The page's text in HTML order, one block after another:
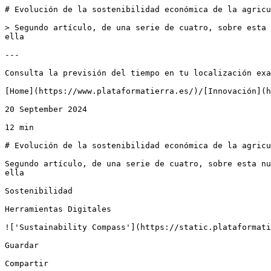
# Evolución de la sostenibilidad económica de la agricultura española y europea a partir del &#x27;Sustainability Compass&#x27; de la Comisión Europea

> Segundo artículo, de una serie de cuatro, sobre esta nueva herramienta europea con el objetivo de arrojar luz sobre ciertos conceptos para hacer un uso adecuado de ella

---

Consulta la previsión del tiempo en tu localización exactaSuscríbete a nuestra Newsletter semanal

[Home](https://www.plataformatierra.es/)/[Innovación](https://www.plataformatierra.es/innovacion)/Sostenibilidad

20 September 2024

12 min

# Evolución de la sostenibilidad económica de la agricultura española y europea a partir del 'Sustainability Compass' de la Comisión Europea

Segundo artículo, de una serie de cuatro, sobre esta nueva herramienta europea con el objetivo de arrojar luz sobre ciertos conceptos para hacer un uso adecuado de ella

Sostenibilidad

Herramientas Digitales

!['Sustainability Compass'](https://static.plataformatierra.es/strapi-uploads/assets/web_Agri_Su2_1c62ab1b7d.jpg)

Guardar

Compartir

---

**La Comisión Europea lanzó recientemente** [**'Sustainability Compass'**](https://agridata.ec.europa.eu/extensions/compass/compass.html)**, una herramienta diseñada para medir la sostenibilidad de la agricultura.** 

En un [**primer artículo realizamos un análisis crítico detallado de esta valiosa herramienta**](https://www.plataformatierra.es/innovacion/midiendo-evolucion-sostenibilidad-agricultura-analisis-herramienta-sustainability-compass-comision-europea), anunciando una serie de tres artículos futuros centrados en torno a los ámbitos económico, ambiental y social, comparando los resultados para España con los de la UE y otros países vecinos. 

Este es el segundo artículo de esta serie y en él nos centramos en los indicadores destinados a medir la sostenibilidad económica del sector agrario. 

[![Herramienta 'Sustainability Compass' de la Comisión Europea](https://static.plataformatierra.es/strapi-uploads/assets/web_sustainability_compass_83302d3b6f.png)](https://agridata.ec.europa.eu/extensions/compass/compass.html)

## Indicadores de sostenibilidad económica seleccionados por la Comisión

Como ya indicamos, los indicadores incluidos en el bloque económico pueden ser considerados como indicadores clásicos y bien consolidados. Sin embargo, existe redundancia en métricas como la productividad total de los factores y la productividad del trabajo (VAN/UTA) o la renta empresarial, que están altamente correlacionadas. 

También cuestionábamos el indicador estructural (número de explotaciones y tamaño medio) y valorábamos positivamente la inclusión del indicador de valor añadido de la cadena de forma desagregada. 

En cuanto a los indicadores que no han sido incluidos, volvemos a subrayar la ausencia de indicadores que muestren la distribución de los resultados entre las explotaciones, la falta de información sobre los salarios de los trabajadores del sector así como el empleo generado a lo largo de toda la cadena productiva (si bien este último podría estar en el bloque social).

![WEB-AG~1.JPG](https://static.plataformatierra.es/strapi-uploads/assets/WEB_AG_1_f7f2e6443f.JPG)

En todo caso recordamos que los indicadores resultan de la agregación de datos a escala nacional y su selección depende de la disponibilidad de información. Por lo tanto, al extraer conclusiones, es crucial manejar estos indicadores con prudencia. 

## Evolución de la agricultura europea según los indicadores seleccionados

A pesar de las limitaciones expuestas, el análisis de los